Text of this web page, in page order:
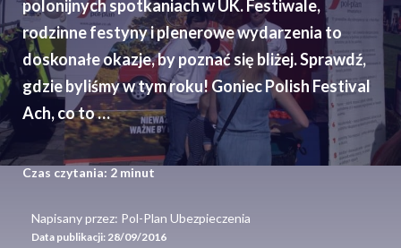
polonijnych spotkaniach w UK. Festiwale,
rodzinne festyny i plenerowe wydarzenia to
doskonałe okazje, by poznać się bliżej. Sprawdź,
gdzie byliśmy w tym roku! Goniec Polish Festival
Ach, co to …
Czas czytania: 2 minut
Napisany przez: Pol-Plan Ubezpieczenia
Data publikacji: 28/09/2016